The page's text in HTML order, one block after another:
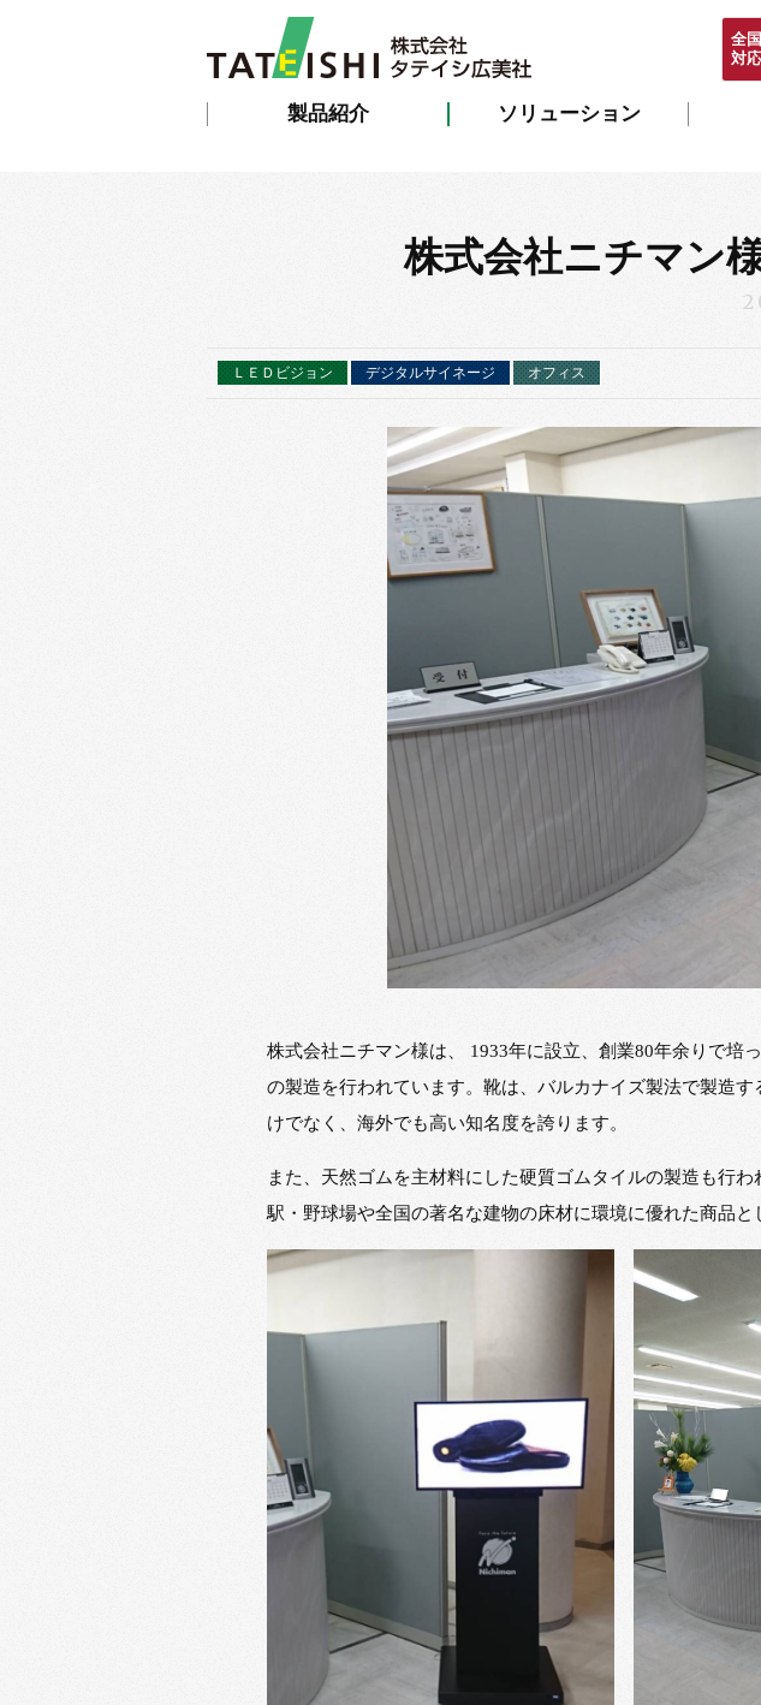
製品紹介 ソリューション
全国
対応
株式会社ニチマ
ＬＥＤビジョン デジタルサイネージ オフィス
株式会社ニチマン様は、 1933年に設立、創業80年余りで培
の製造を行われています。靴は、バルカナイズ製法で製造
けでなく、海外でも高い知名度を誇ります。
また、天然ゴムを主材料にした硬質ゴムタイルの製造も行
駅・野球場や全国の著名な建物の床材に環境に優れた商品と